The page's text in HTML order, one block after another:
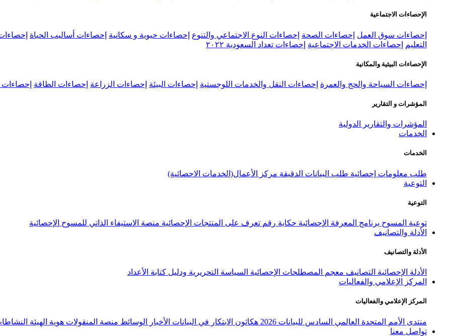
الإحصاءات الاجتماعية
إحصاءات سوق العمل إحصاءات الصحة إحصاءات النوع الاجتماعي والتنوع إحصاءات حيوية و سكانية إحصاءات أساليب الحياة
التعليم
إحصاءات الخدمات الاجتماعية إحصاءات تعداد السعودية ٢٠٢٢
الإحصاءات البيئية والمكانية
إحصاءات السياحة والحج والعمرة إحصاءات النقل والخدمات اللوجستية إحصاءات البيئة إحصاءات الزراعة إحصاءات الطاقة إحصاءات
المؤشرات و التقارير
المؤشرات والتقارير الدولية
الخدمات
الخدمات
طلب معلومات إحصائية طلب البيانات الدقيقة مركز الأعمال(الخدمات الاحصائية)
التوعية
التوعية
توعية المسوح برنامج المعرفة الإحصائية حكاية رقم تعرف على المنتجات الإحصائية منصة الاستيفاء الذاتي للمسوح الإحصائية
الأدلة والتصانيف
الأدلة والتصانيف
الأدلة الإحصائية التصانيف معجم المصطلحات الإحصائية السياسة التحريرية ودليل كتابة الأعداد
المركز الإعلامي والفعاليات
المركز الإعلامي والفعاليات
منتدى الأمم المتحدة العالمي السادس للبيانات 2026 هكاثون الابتكار في البيانات الأخبار الوسائط منصة المنقولات هوية الهيئة
تواصل معنا